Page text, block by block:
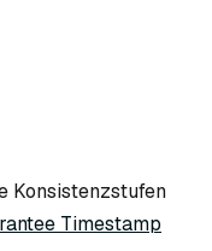
Konsistenzstufen
Timestamp